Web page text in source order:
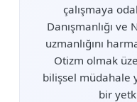
çalışmaya
Danışmanlığı
uzmanlığını
Otizm olmak
bilişsel müdahale
bir